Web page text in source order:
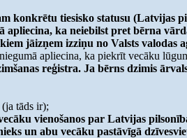
konkrētu tiesisko statusu (Latvijas
apliecina, ka neiebilst pret bērna
jāizņem izziņu no Valsts
apliecina, ka piekrīt vecāku
reģistra. Ja bērns dzimis
tāds ir);
vienošanos par Latvijas
un abu vecāku pastāvīgā